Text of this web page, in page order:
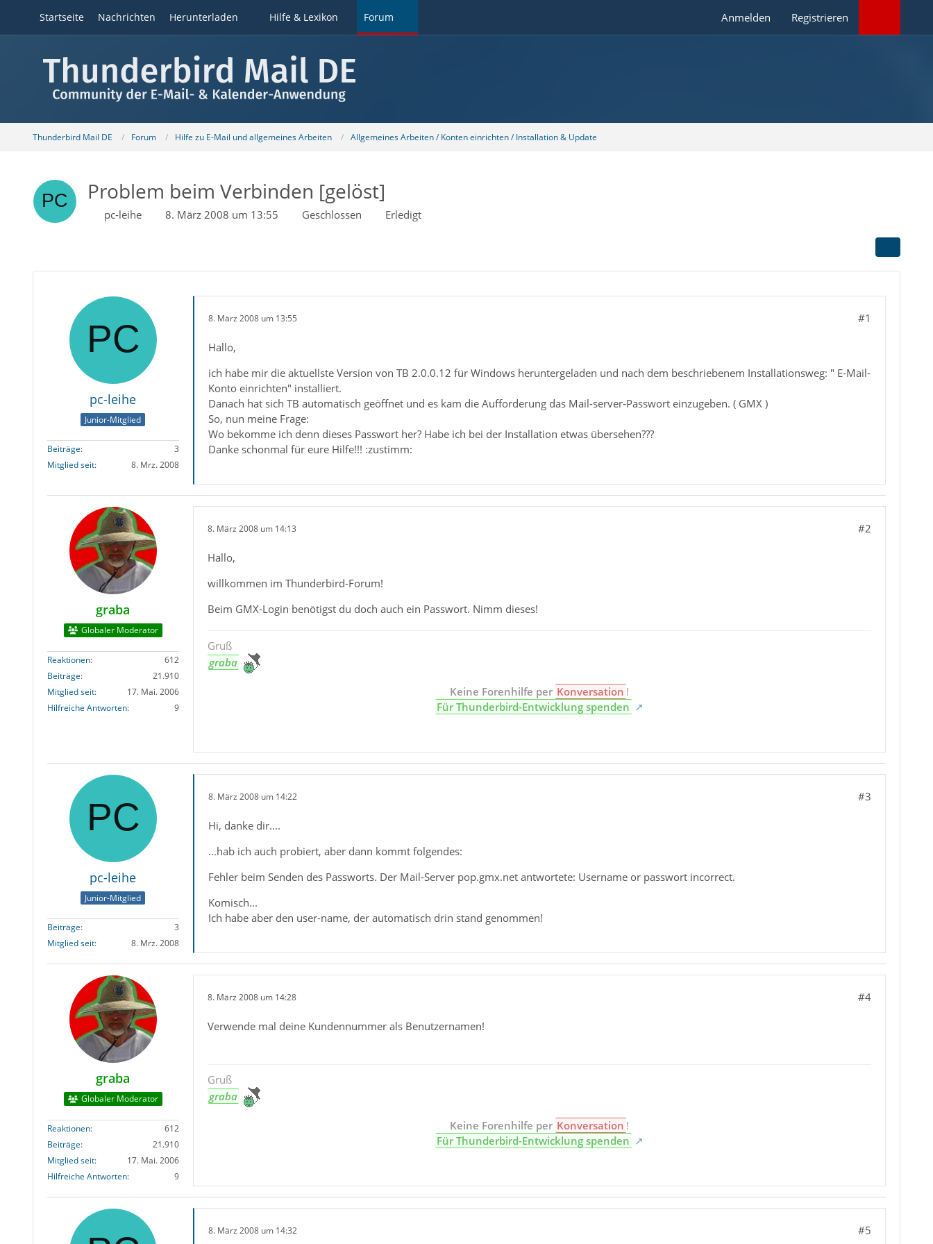
Startseite Nachrichten Herunterladen Hilfe & Lexikon Forum Anmelden Registrieren
Thunderbird Mail DE Forum Hilfe zu E-Mail und allgemeines Arbeiten Allgemeines Arbeiten / Konten einrichten / Installation & Update
Problem beim Verbinden [gelöst]
pc-leihe 8. März 2008 um 13:55 Geschlossen Erledigt
pc-leihe
Junior-Mitglied
Beiträge
3
Mitglied seit
8. Mrz. 2008
8. März 2008 um 13:55 #1
Hallo,
ich habe mir die aktuellste Version von TB 2.0.0.12 für Windows heruntergeladen und nach dem beschriebenem Installationsweg: " E-Mail-
Konto einrichten" installiert.
Danach hat sich TB automatisch geöffnet und es kam die Aufforderung das Mail-server-Passwort einzugeben. ( GMX )
So, nun meine Frage:
Wo bekomme ich denn dieses Passwort her? Habe ich bei der Installation etwas übersehen???
Danke schonmal für eure Hilfe!!! :zustimm:
graba
Globaler Moderator
Reaktionen
612
Beiträge
21.910
Mitglied seit
17. Mai. 2006
Hilfreiche Antworten
9
8. März 2008 um 14:13 #2
Hallo,
willkommen im Thunderbird-Forum!
Beim GMX-Login benötigst du doch auch ein Passwort. Nimm dieses!
Gruß
graba
Keine Forenhilfe per Konversation !
Für Thunderbird-Entwicklung spenden
pc-leihe
Junior-Mitglied
Beiträge
3
Mitglied seit
8. Mrz. 2008
8. März 2008 um 14:22 #3
Hi, danke dir....
...hab ich auch probiert, aber dann kommt folgendes:
Fehler beim Senden des Passworts. Der Mail-Server pop.gmx.net antwortete: Username or passwort incorrect.
Komisch...
Ich habe aber den user-name, der automatisch drin stand genommen!
graba
Globaler Moderator
Reaktionen
612
Beiträge
21.910
Mitglied seit
17. Mai. 2006
Hilfreiche Antworten
9
8. März 2008 um 14:28 #4
Verwende mal deine Kundennummer als Benutzernamen!
Gruß
graba
Keine Forenhilfe per Konversation !
Für Thunderbird-Entwicklung spenden
8. März 2008 um 14:32 #5